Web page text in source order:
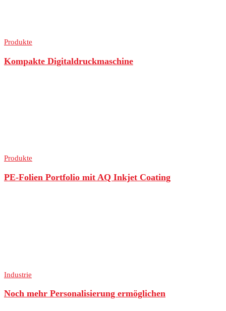
Produkte
Kompakte Digitaldruckmaschine
Produkte
PE-Folien Portfolio mit AQ Inkjet Coating
Industrie
Noch mehr Personalisierung ermöglichen